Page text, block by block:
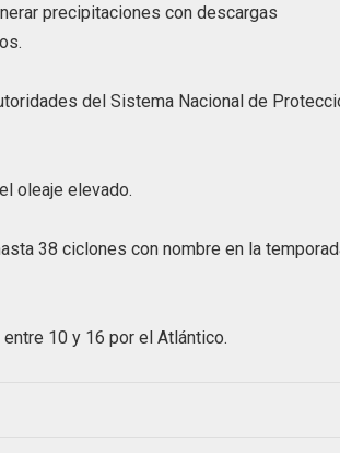
precipitaciones con descargas
del Sistema Nacional de
oleaje elevado.
38 ciclones con nombre en la
10 y 16 por el Atlántico.